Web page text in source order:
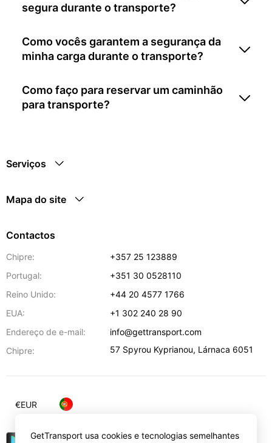
segura durante o transporte?
Como vocês garantem a segurança da
minha carga durante o transporte?
Como faço para reservar um caminhão
para transporte?
Serviços
Mapa do site
Contactos
Chipre:
+357 25 123889
Portugal:
+351 30 0528110
Reino Unido:
+44 20 4577 1766
EUA:
+1 302 240 28 90
Endereço de e-mail:
info@gettransport.com
Chipre:
57 Spyrou Kyprianou, Lárnaca 6051
€EUR
GetTransport usa cookies e tecnologias semelhantes